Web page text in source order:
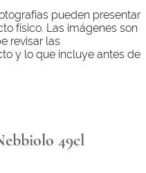
pueden presentar
físico. Las imágenes son
revisar las
y lo que incluye antes de
49cl